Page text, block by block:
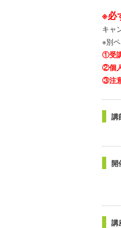
※必
キャ
※別
①受
②個
③注
講
開
講